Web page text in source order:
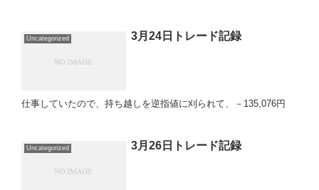
Uncategorized 3月24日トレード記録
仕事していたので、持ち越しを逆指値に刈られて、－135,076円
Uncategorized 3月26日トレード記録